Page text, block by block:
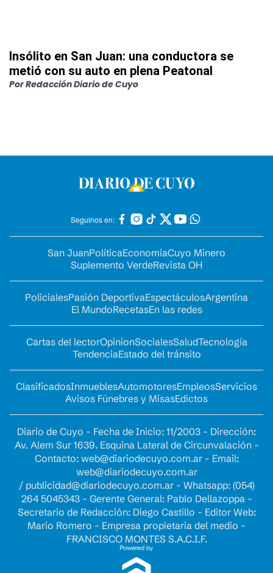
Insólito en San Juan: una conductora se
metió con su auto en plena Peatonal
PorRedacción Diario de Cuyo
Seguinos en:
San JuanPolíticaEconomíaCuyo Minero
Suplemento VerdeRevista OH
PolicialesPasión DeportivaEspectáculosArgentina
El MundoRecetasEn las redes
Cartas del lectorOpinionSocialesSaludTecnología
TendenciaEstado del tránsito
ClasificadosInmueblesAutomotoresEmpleosServicios
Avisos Fúnebres y MisasEdictos
Diario de Cuyo - Fecha de Inicio: 11/2003 - Dirección:
Av. Alem Sur 1639. Esquina Lateral de Circunvalación -
Contacto: web@diariodecuyo.com.ar- Email:
web@diariodecuyo.com.ar
/ publicidad@diariodecuyo.com.ar- Whatsapp: (054)
264 5045343 - Gerente General: Pablo Dellazoppa -
Secretario de Redacción: Diego Castillo - Editor Web:
Mario Romero - Empresa propietaria del medio -
FRANCISCO MONTES S.A.C.I.F.